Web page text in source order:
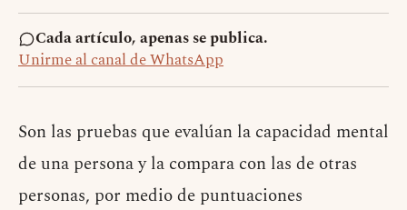
Cada artículo, apenas se publica.
Unirme al canal de WhatsApp
Son las pruebas que evalúan la capacidad mental
de una persona y la compara con las de otras
personas, por medio de puntuaciones